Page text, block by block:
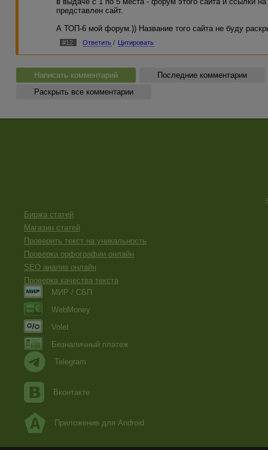
представлен сайт.
А ТОП-6 мой форум.)) Название того сайта не буду
#12 Ответить / Цитировать
Написать комментарий
Последние комментарии
Раскрыть все комментарии
Биржа статей
Магазин статей
Проверить текст на уникальность
Проверка орфографии онлайн
SEO анализ онлайн
Проверка качества текста
МИР / СБП
WebMoney
Volet
Безналичный платеж
Telegram
Вконтакте
Приложение для Android